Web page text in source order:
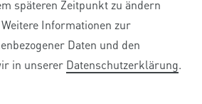
späteren Zeitpunkt zu ändern
Informationen zur
Daten und den
in unserer Daten­schutz­erklärung.